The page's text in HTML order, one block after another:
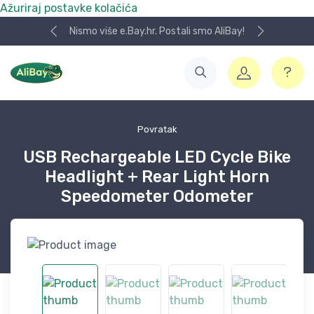
Ažuriraj postavke kolačića
Nismo više e.Bay.hr. Postali smo AliBay!
Povratak
USB Rechargeable LED Cycle Bike
Headlight + Rear Light Horn
Speedometer Odometer